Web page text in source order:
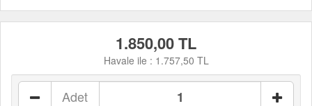
1.850,00 TL
Havale ile : 1.757,50 TL
Adet